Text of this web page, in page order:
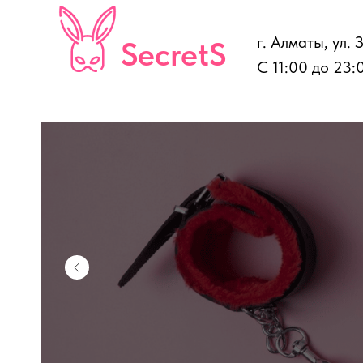
SecretS
г. Алматы, ул.
С 11:00 до